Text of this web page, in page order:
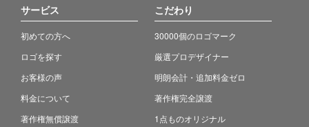
サービス
初めての方へ
ロゴを探す
お客様の声
料金について
著作権無償譲渡
こだわり
30000個のロゴマーク
厳選プロデザイナー
明朗会計・追加料金ゼロ
著作権完全譲渡
1点ものオリジナル